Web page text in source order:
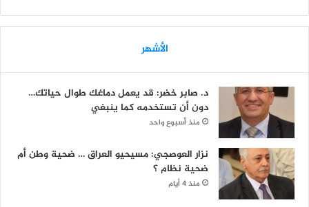
الأشهر
د. صابر خضر: قد يعمل دماغك طوال حياتك…
دون أن تستخدمه كما ينبغي
منذ أسبوع واحد
نزار العوصجي: مسيحيو العراق … ضحية وطن أم
ضحية نظام ؟
منذ 4 أيام